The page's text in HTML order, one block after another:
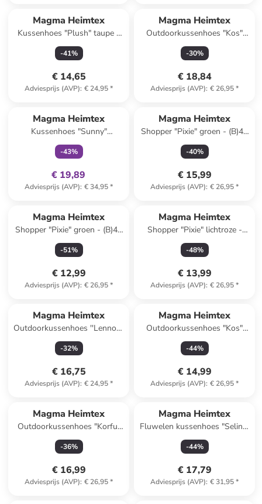
Magma Heimtex
Kussenhoes "Plush" taupe -
(L)30 x (B)50 cm
-41%
€ 14,65
Adviesprijs (AVP): € 24,95*
Magma Heimtex
Outdoorkussenhoes "Kos"
grijs - (L)40 x (B)40 cm
-30%
€ 18,84
Adviesprijs (AVP): € 26,95*
Magma Heimtex
Kussenhoes "Sunny"
meerkleurig - (L)45 x (B)45 cm
-43%
€ 19,89
Adviesprijs (AVP): € 34,95*
Magma Heimtex
Shopper "Pixie" groen - (B)48
x (H)48 x (D)12 cm
-40%
€ 15,99
Adviesprijs (AVP): € 26,95*
Magma Heimtex
Shopper "Pixie" groen - (B)48
x (H)48 x (D)12 cm
-51%
€ 12,99
Adviesprijs (AVP): € 26,95*
Magma Heimtex
Shopper "Pixie" lichtroze -
(B)48 x (H)48 x (D)12 cm
-48%
€ 13,99
Adviesprijs (AVP): € 26,95*
Magma Heimtex
Outdoorkussenhoes ''Lennon''
grijs - (L)50 x (B)50 cm
-32%
€ 16,75
Adviesprijs (AVP): € 24,95*
Magma Heimtex
Outdoorkussenhoes "Kos"
geel - (L)40 x (B)40 cm
-44%
€ 14,99
Adviesprijs (AVP): € 26,95*
Magma Heimtex
Outdoorkussenhoes "Korfu"
taupe - (L)50 x (B)50 cm
-36%
€ 16,99
Adviesprijs (AVP): € 26,95*
Magma Heimtex
Fluwelen kussenhoes "Selina"
grijs - (L)50 x (B)50 cm
-44%
€ 17,79
Adviesprijs (AVP): € 31,95*